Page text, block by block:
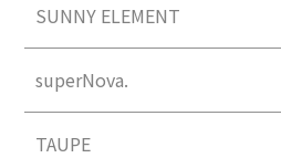
SUNNY ELEMENT
superNova.
TAUPE